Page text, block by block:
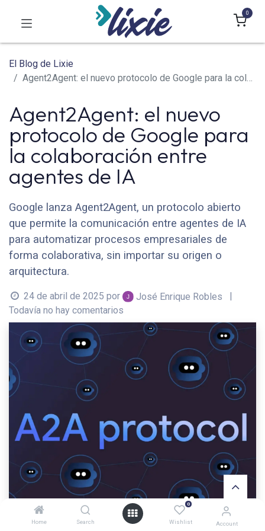
Home Search
0
Wishlist Account
0
El Blog de Lixie
Agent2Agent: el nuevo protocolo de Google para la colaboración entre agentes de IA
Agent2Agent: el nuevo
protocolo de Google para
la colaboración entre
agentes de IA
Google lanza Agent2Agent, un protocolo abierto
que permite la comunicación entre agentes de IA
para automatizar procesos empresariales de
forma colaborativa, sin importar su origen o
arquitectura.
24 de abril de 2025 por José Enrique Robles
|
Todavía no hay comentarios